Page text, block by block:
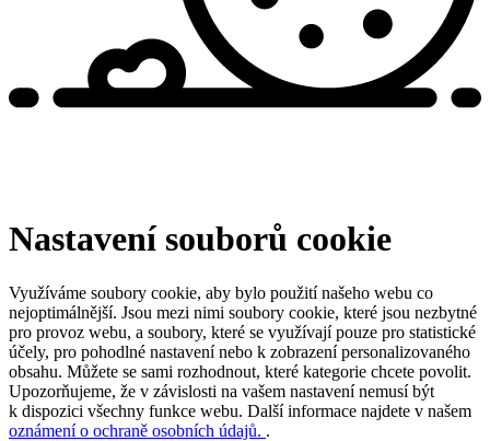
Nastavení souborů cookie
Využíváme soubory cookie, aby bylo použití našeho webu co
nejoptimálnější. Jsou mezi nimi soubory cookie, které jsou nezbytné
pro provoz webu, a soubory, které se využívají pouze pro statistické
účely, pro pohodlné nastavení nebo k zobrazení personalizovaného
obsahu. Můžete se sami rozhodnout, které kategorie chcete povolit.
Upozorňujeme, že v závislosti na vašem nastavení nemusí být
k dispozici všechny funkce webu. Další informace najdete v našem
oznámení o ochraně osobních údajů. .